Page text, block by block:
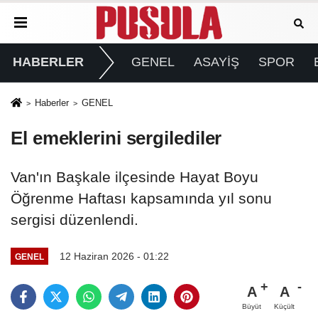
HABERLER GENEL ASAYİŞ SPOR
Haberler GENEL
El emeklerini sergilediler
Van'ın Başkale ilçesinde Hayat Boyu
Öğrenme Haftası kapsamında yıl sonu
sergisi düzenlendi.
GENEL 12 Haziran 2026 - 01:22
A
Büyüt
A
Küçült